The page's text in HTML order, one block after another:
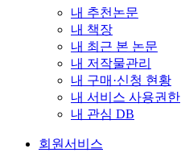
내 추천논문
내 책장
내 최근 본 논문
내 저작물관리
내 구매·신청 현황
내 서비스 사용권한
내 관심 DB
회원서비스